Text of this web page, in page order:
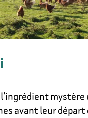
avant leur